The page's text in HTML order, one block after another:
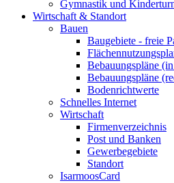
Gymnastik und
Wirtschaft & Standort
Bauen
Baugebiete - freie
Bebauungspläne
Bebauungspläne
Bodenrichtwerte
Schnelles Internet
Wirtschaft
Firmenverzeichnis
Post und Banken
Gewerbegebiete
Standort
IsarmoosCard